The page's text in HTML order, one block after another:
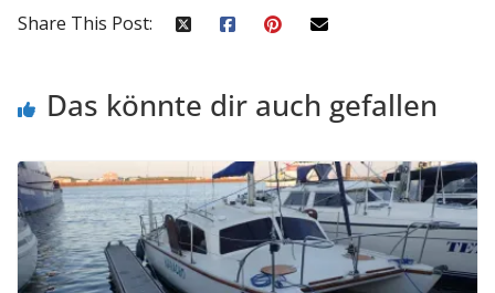
Share This Post:
Das könnte dir auch gefallen